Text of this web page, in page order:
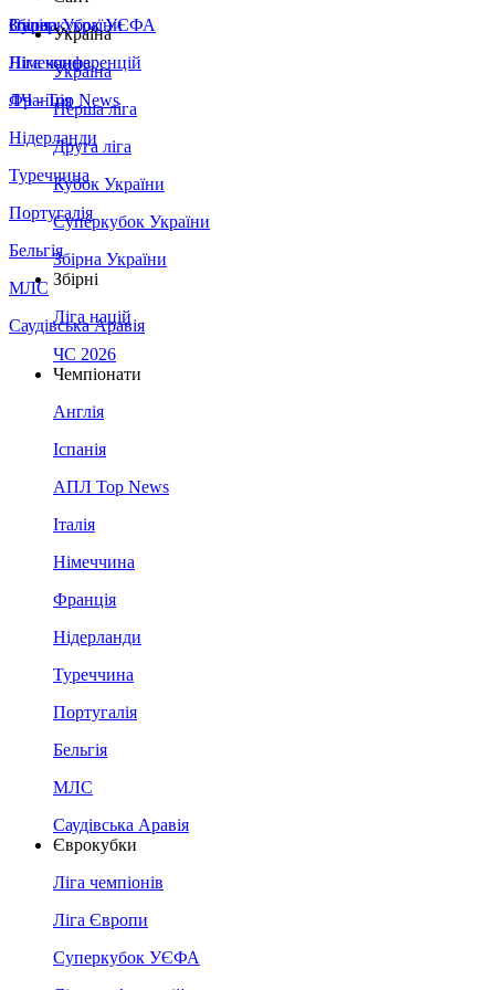
Збірна України
Італія
Німеччина
Франція
Нідерланди
Туреччина
Португалія
Бельгія
МЛС
Саудівська Аравія
Суперкубок УЄФА
Ліга конференцій
ЛЧ - Top News
Україна
Україна
Перша ліга
Друга ліга
Кубок України
Суперкубок України
Збірна України
Збірні
Ліга націй
ЧС 2026
Чемпіонати
Англія
Іспанія
АПЛ Top News
Італія
Німеччина
Франція
Нідерланди
Туреччина
Португалія
Бельгія
МЛС
Саудівська Аравія
Єврокубки
Ліга чемпіонів
Ліга Європи
Суперкубок УЄФА